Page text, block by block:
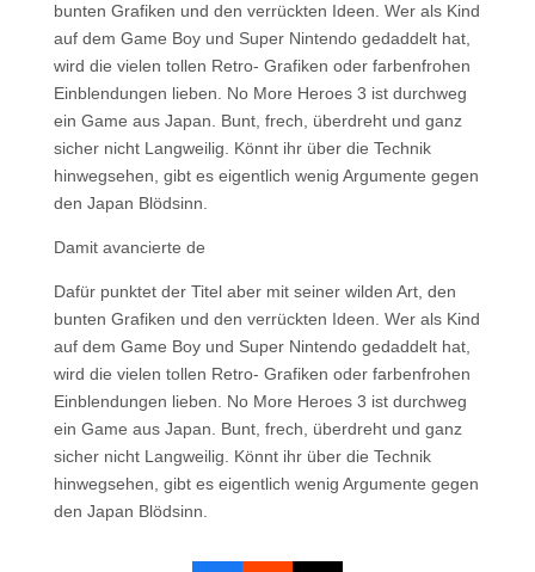
bunten Grafiken und den verrückten Ideen. Wer als Kind
auf dem Game Boy und Super Nintendo gedaddelt hat,
wird die vielen tollen Retro- Grafiken oder farbenfrohen
Einblendungen lieben. No More Heroes 3 ist durchweg
ein Game aus Japan. Bunt, frech, überdreht und ganz
sicher nicht Langweilig. Könnt ihr über die Technik
hinwegsehen, gibt es eigentlich wenig Argumente gegen
den Japan Blödsinn.
Damit avancierte de
Dafür punktet der Titel aber mit seiner wilden Art, den
bunten Grafiken und den verrückten Ideen. Wer als Kind
auf dem Game Boy und Super Nintendo gedaddelt hat,
wird die vielen tollen Retro- Grafiken oder farbenfrohen
Einblendungen lieben. No More Heroes 3 ist durchweg
ein Game aus Japan. Bunt, frech, überdreht und ganz
sicher nicht Langweilig. Könnt ihr über die Technik
hinwegsehen, gibt es eigentlich wenig Argumente gegen
den Japan Blödsinn.